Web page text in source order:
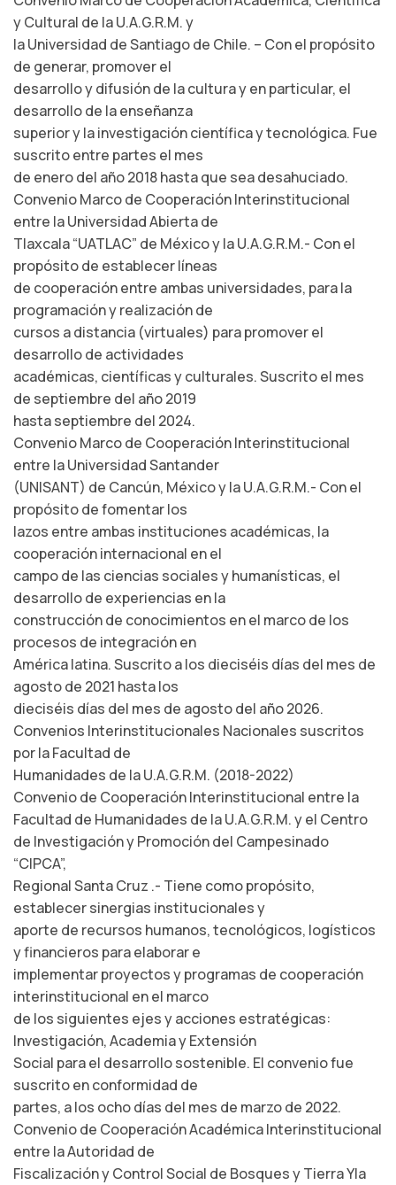
y Cultural de la U.A.G.R.M. y
la Universidad de Santiago de Chile. – Con el propósito
de generar, promover el
desarrollo y difusión de la cultura y en particular, el
desarrollo de la enseñanza
superior y la investigación científica y tecnológica. Fue
suscrito entre partes el mes
de enero del año 2018 hasta que sea desahuciado.
Convenio Marco de Cooperación Interinstitucional
entre la Universidad Abierta de
Tlaxcala “UATLAC” de México y la U.A.G.R.M.- Con el
propósito de establecer líneas
de cooperación entre ambas universidades, para la
programación y realización de
cursos a distancia (virtuales) para promover el
desarrollo de actividades
académicas, científicas y culturales. Suscrito el mes
de septiembre del año 2019
hasta septiembre del 2024.
Convenio Marco de Cooperación Interinstitucional
entre la Universidad Santander
(UNISANT) de Cancún, México y la U.A.G.R.M.- Con el
propósito de fomentar los
lazos entre ambas instituciones académicas, la
cooperación internacional en el
campo de las ciencias sociales y humanísticas, el
desarrollo de experiencias en la
construcción de conocimientos en el marco de los
procesos de integración en
América latina. Suscrito a los dieciséis días del mes de
agosto de 2021 hasta los
dieciséis días del mes de agosto del año 2026.
Convenios Interinstitucionales Nacionales suscritos
por la Facultad de
Humanidades de la U.A.G.R.M. (2018-2022)
Convenio de Cooperación Interinstitucional entre la
Facultad de Humanidades de la U.A.G.R.M. y el Centro
de Investigación y Promoción del Campesinado
“CIPCA”,
Regional Santa Cruz .- Tiene como propósito,
establecer sinergias institucionales y
aporte de recursos humanos, tecnológicos, logísticos
y financieros para elaborar e
implementar proyectos y programas de cooperación
interinstitucional en el marco
de los siguientes ejes y acciones estratégicas:
Investigación, Academia y Extensión
Social para el desarrollo sostenible. El convenio fue
suscrito en conformidad de
partes, a los ocho días del mes de marzo de 2022.
Convenio de Cooperación Académica Interinstitucional
entre la Autoridad de
Fiscalización y Control Social de Bosques y Tierra Yla